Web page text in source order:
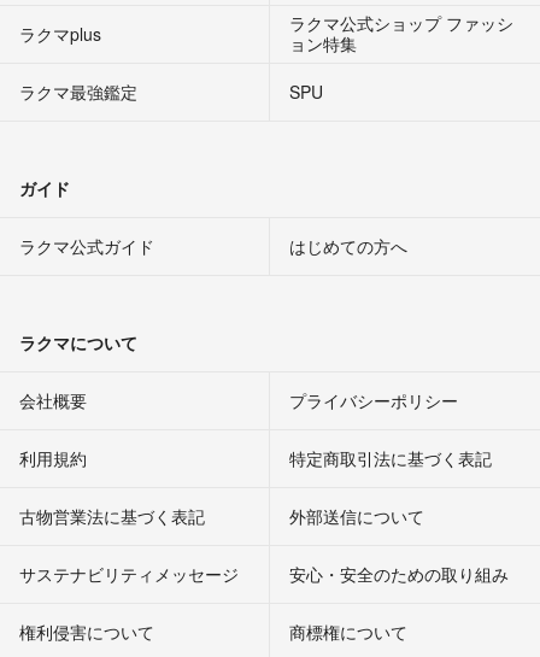
ラクマplus
ラクマ公式ショップ ファッシ
ョン特集
ラクマ最強鑑定
SPU
ガイド
ラクマ公式ガイド はじめての方へ
ラクマについて
会社概要 プライバシーポリシー
利用規約 特定商取引法に基づく表記
古物営業法に基づく表記 外部送信について
サステナビリティメッセージ 安心・安全のための取り組み
権利侵害について
商標権について